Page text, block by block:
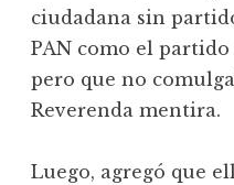
ciudadana sin
PAN como el
pero que no
Reverenda mentira.
Luego, agregó que